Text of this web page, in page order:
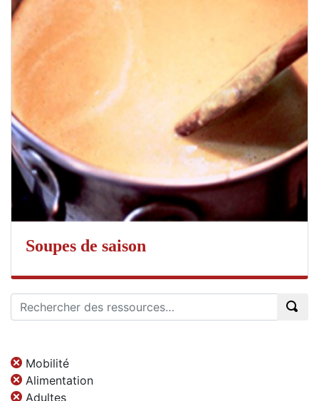
Soupes de saison
Mobilité
Alimentation
Adultes